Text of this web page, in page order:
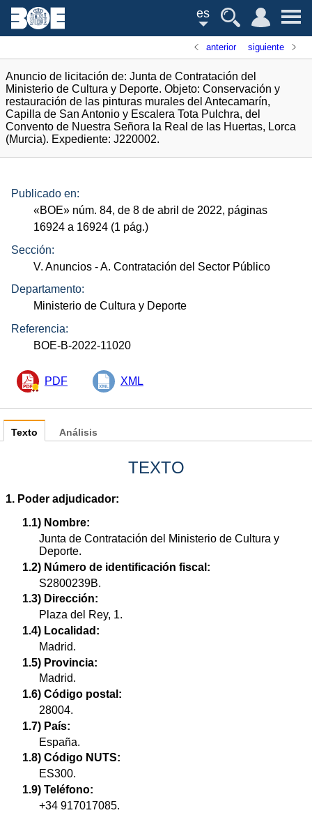
es
anterior siguiente
Anuncio de licitación de: Junta de Contratación del
Ministerio de Cultura y Deporte. Objeto: Conservación y
restauración de las pinturas murales del Antecamarín,
Capilla de San Antonio y Escalera Tota Pulchra, del
Convento de Nuestra Señora la Real de las Huertas, Lorca
(Murcia). Expediente: J220002.
Publicado en:
«BOE» núm. 84, de 8 de abril de 2022, páginas
16924 a 16924 (1 pág.)
Sección:
V. Anuncios - A. Contratación del Sector Público
Departamento:
Ministerio de Cultura y Deporte
Referencia:
BOE-B-2022-11020
PDF XML
Texto
TEXTO
1. Poder adjudicador:
1.1) Nombre:
Junta de Contratación del Ministerio de Cultura y
Deporte.
1.2) Número de identificación fiscal:
S2800239B.
1.3) Dirección:
Plaza del Rey, 1.
1.4) Localidad:
Madrid.
1.5) Provincia:
Madrid.
1.6) Código postal:
28004.
1.7) País:
España.
1.8) Código NUTS:
ES300.
1.9) Teléfono:
+34 917017085.
Análisis